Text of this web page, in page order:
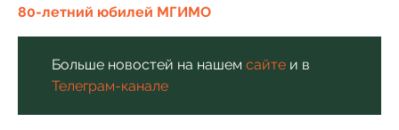
80-летний юбилей МГИМО
Больше новостей на нашем сайте и в
Телеграм-канале